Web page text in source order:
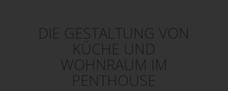
DIE GESTALTUNG VON
KÜCHE UND
WOHNRAUM IM
PENTHOUSE